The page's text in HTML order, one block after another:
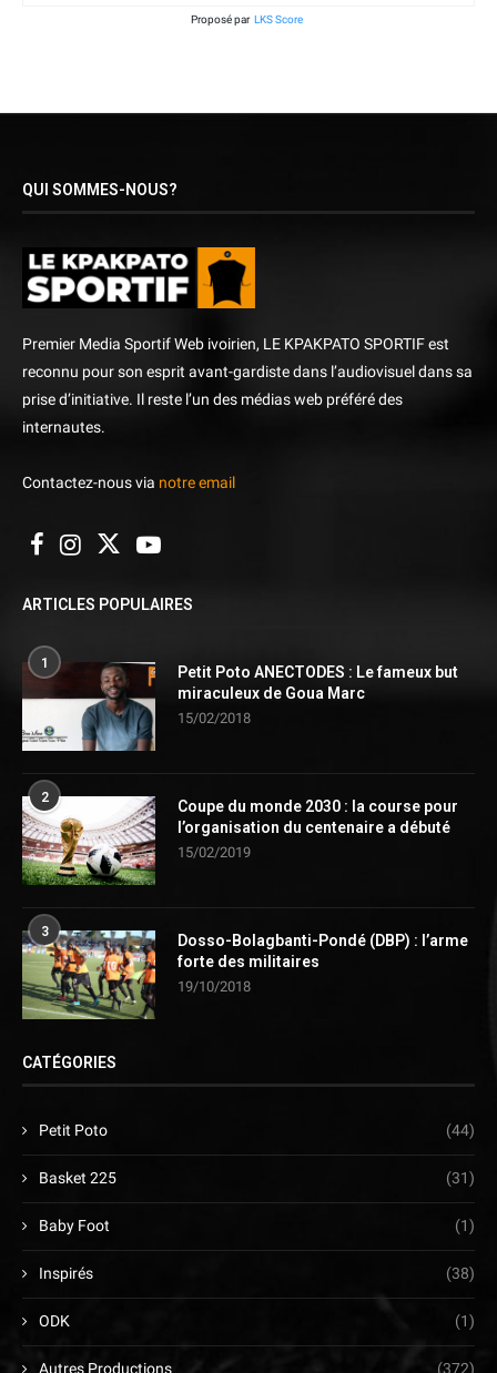
Proposé par LKS Score
QUI SOMMES-NOUS?
Premier Media Sportif Web ivoirien, LE KPAKPATO SPORTIF est
reconnu pour son esprit avant-gardiste dans l’audiovisuel dans sa
prise d’initiative. Il reste l’un des médias web préféré des
internautes.
Contactez-nous via notre email
ARTICLES POPULAIRES
1
Petit Poto ANECTODES : Le fameux but
miraculeux de Goua Marc
15/02/2018
2
Coupe du monde 2030 : la course pour
l’organisation du centenaire a débuté
15/02/2019
3
Dosso-Bolagbanti-Pondé (DBP) : l’arme
forte des militaires
19/10/2018
CATÉGORIES
Petit Poto (44)
Basket 225 (31)
Baby Foot (1)
Inspirés (38)
ODK (1)
Autres Productions (372)